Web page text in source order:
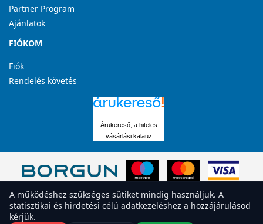
Partner Program
Ajánlatok
FIÓKOM
Fiók
Rendelés követés
Árukereső, a hiteles
vásárlási kalauz
A működéshez szükséges sütiket mindig használjuk. A
statisztikai és hirdetési célú adatkezeléshez a hozzájárulásod
kérjük.